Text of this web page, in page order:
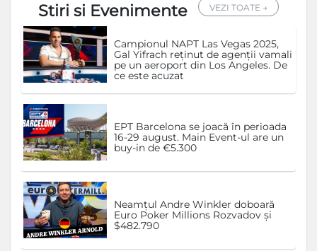
Stiri si Evenimente VEZI TOATE →
Campionul NAPT Las Vegas 2025,
Gal Yifrach reținut de agenții vamali
pe un aeroport din Los Angeles. De
ce este acuzat
EPT Barcelona se joacă în perioada
16-29 august. Main Event-ul are un
buy-in de €5.300
Neamțul Andre Winkler doboară
Euro Poker Millions Rozvadov și
$482.790